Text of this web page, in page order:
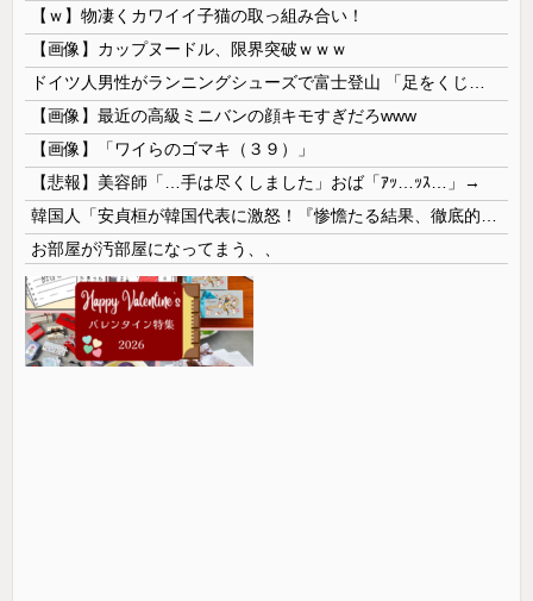
【ｗ】物凄くカワイイ子猫の取っ組み合い！
【画像】カップヌードル、限界突破ｗｗｗ
【画像】最近の高級ミニバンの顔キモすぎだろwww
【画像】「ワイらのゴマキ（３９）」
【悲報】美容師「…手は尽くしました」おば「ｱｯ…ｯｽ…」→
お部屋が汚部屋になってまう、、